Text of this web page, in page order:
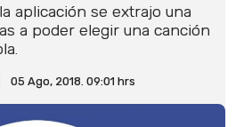
aplicación se extrajo una
a poder elegir una canción
05 Ago, 2018. 09:01 hrs